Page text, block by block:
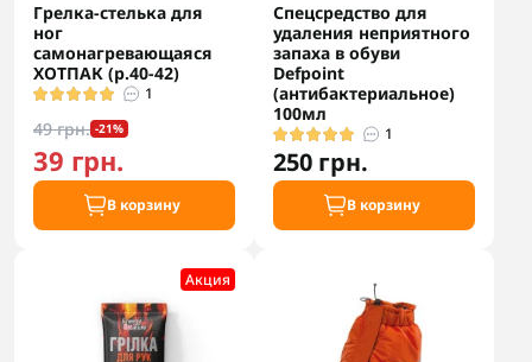
Грелка-стелька для
ног
самонагревающаяся
ХОТПАК (р.40-42)
1
49 грн. -21%
39 грн.
В корзину
Спецсредство для
удаления неприятного
запаха в обуви
Defpoint
(антибактериальное)
100мл
1
250 грн.
В корзину
Акция